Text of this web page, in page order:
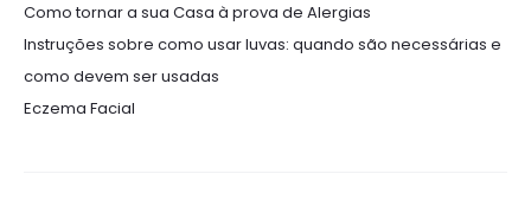
Como tornar a sua Casa à prova de Alergias
Instruções sobre como usar luvas: quando são necessárias e
como devem ser usadas
Eczema Facial